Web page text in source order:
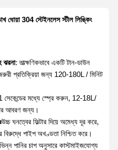
304 স্টেইনলেস স্টীল লিঙ্কিং
ঝরনা: তাত্ক্ষণিকভাবে একটি টান-ডাউন
প্রতিক্রিয়া জন্য 120-180L / মিনিট
সেকেন্ডের মধ্যে স্প্রে করুন, 12-18L/
আবরণ জন্য।
উচ্চ ঘনত্বের ফিল্টার দিয়ে অমেধ্য দূর করে,
বিরুদ্ধে পাইপ অখণ্ডতা নিশ্চিত করে।
পানির চাপ অনুসারে কাস্টমাইজযোগ্য